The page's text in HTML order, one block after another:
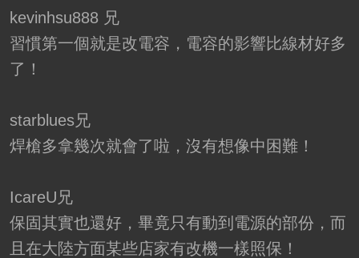
kevinhsu888 兄
習慣第一個就是改電容，電容的影響比線材好多
了！
starblues兄
焊槍多拿幾次就會了啦，沒有想像中困難！
IcareU兄
保固其實也還好，畢竟只有動到電源的部份，而
且在大陸方面某些店家有改機一樣照保！